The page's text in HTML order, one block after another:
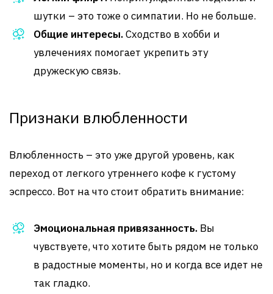
шутки – это тоже о симпатии. Но не больше.
Общие интересы.Сходство в хобби и
увлечениях помогает укрепить эту
дружескую связь.
Признаки влюбленности
Влюбленность – это уже другой уровень, как
переход от легкого утреннего кофе к густому
эспрессо. Вот на что стоит обратить внимание:
Эмоциональная привязанность. Вы
чувствуете, что хотите быть рядом не только
в радостные моменты, но и когда все идет не
так гладко.